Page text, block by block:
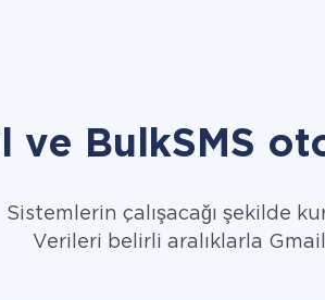
ve BulkSMS
Sistemlerin çalışacağı şekilde
Verileri belirli aralıklarla